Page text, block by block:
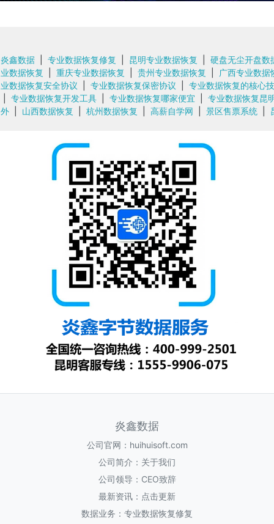
炎鑫数据 专业数据恢复修复 昆明专业数据恢复
硬盘无尘开盘数
业数据恢复
重庆专业数据恢复 贵州专业数据恢复
广西专业数据
业数据恢复安全协议
专业数据恢复保密协议
专业数据恢复的核心
专业数据恢复开发工具 专业数据恢复哪家便宜
专业数据恢复昆
外
山西数据恢复 杭州数据恢复 高薪自学网 景区售票系统
炎鑫数据
公司官网： huihuisoft.com
公司简介： 关于我们
公司领导： CEO致辞
最新资讯： 点击更新
数据业务： 专业数据恢复修复